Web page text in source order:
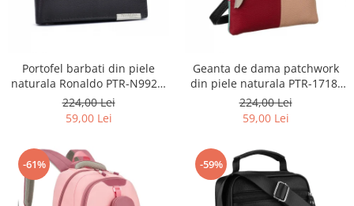
Portofel barbati din piele
naturala Ronaldo PTR-N992L-
PDM-RON-BP BL
224,00 Lei
59,00 Lei
Geanta de dama patchwork
din piele naturala PTR-1718-
SKL-6922 MULTI
224,00 Lei
59,00 Lei
-61% -59%